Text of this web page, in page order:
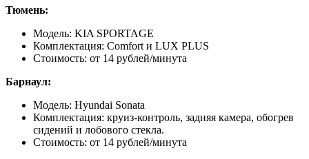
Тюмень:
Модель: KIA SPORTAGE
Комплектация: Comfort и LUX PLUS
Стоимость: от 14 рублей/минута
Барнаул:
Модель: Hyundai Sonata
Комплектация: круиз-контроль, задняя камера, обогрев
сидений и лобового стекла.
Стоимость: от 14 рублей/минута